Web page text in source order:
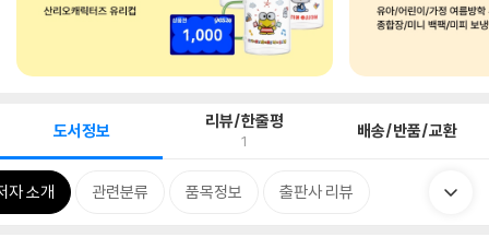
도서정보 리뷰/한줄평
1 배송/반품/교환
자 소개 관련분류 품목정보 출판사 리뷰